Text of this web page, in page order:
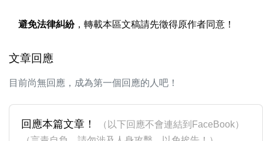
避免法律糾紛，轉載本區文稿請先徵得原作者同意！
文章回應
目前尚無回應，成為第一個回應的人吧！
回應本篇文章！
（以下回應不會連結到FaceBook）